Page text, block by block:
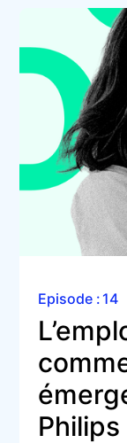
Episode : 14
Philips